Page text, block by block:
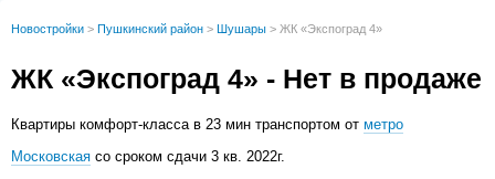
Новостройки > Пушкинский район > Шушары > ЖК «Экспоград 4»
ЖК «Экспоград 4» - Нет в продаже
Квартиры комфорт-класса в 23 мин транспортом отметро
Московская со сроком сдачи 3 кв. 2022г.